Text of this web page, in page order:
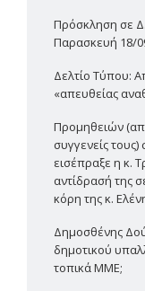
Πρόσκληση σε
Παρασκευή 18/
Δελτίο Τύπου:
«απευθείας
Προμηθειών
συγγενείς
εισέπραξε η κ.
αντίδρασή της
κόρη της κ.
Δημοσθένης
δημοτικού
τοπικά ΜΜΕ;